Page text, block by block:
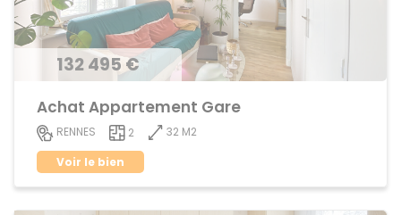
132 495 €
Achat Appartement Gare
RENNES 2
32 M2
Voir le bien